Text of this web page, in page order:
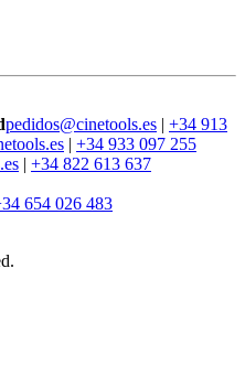
pedidos@cinetools.es | +34 913
| +34 933 097 255
| +34 822 613 637
654 026 483